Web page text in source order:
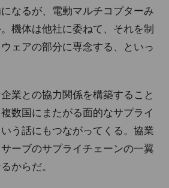
なるが、電動マルチコプターみ
機体は他社に委ねて、それを制
ェアの部分に専念する、といっ
業との協力関係を構築すること
数国にまたがる面的なサプライ
う話にもつながってくる。協業
ーブのサプライチェーンの一翼
からだ。